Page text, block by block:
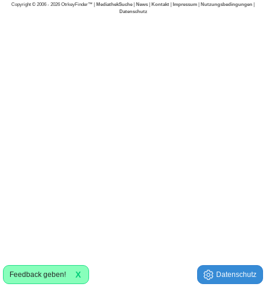
Copyright © 2006 - 2026 OtrkeyFinder™ | MediathekSuche | News | Kontakt | Impressum | Nutzungsbedingungen |
Datenschutz
Feedback geben! X Datenschutz